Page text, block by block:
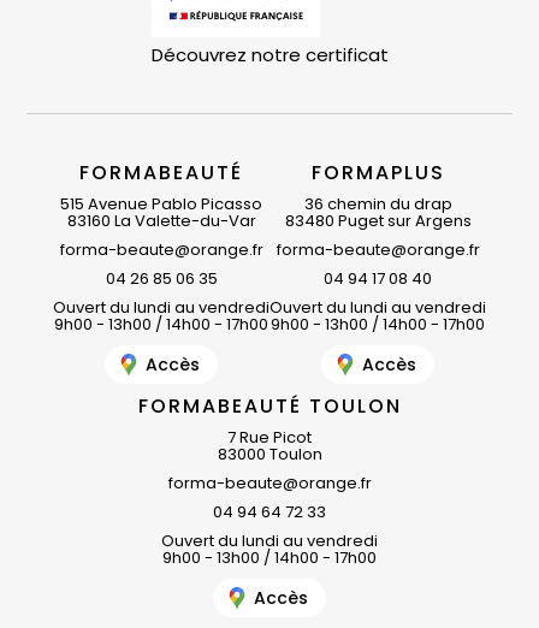
Découvrez notre certificat
FORMABEAUTÉ
515 Avenue Pablo Picasso
83160 La Valette-du-Var
forma-beaute@orange.fr
04 26 85 06 35
Ouvert du lundi au vendredi
9h00 - 13h00 / 14h00 - 17h00
Accès
FORMAPLUS
36 chemin du drap
83480 Puget sur Argens
forma-beaute@orange.fr
04 94 17 08 40
Ouvert du lundi au vendredi
9h00 - 13h00 / 14h00 - 17h00
Accès
FORMABEAUTÉ TOULON
7 Rue Picot
83000 Toulon
forma-beaute@orange.fr
04 94 64 72 33
Ouvert du lundi au vendredi
9h00 - 13h00 / 14h00 - 17h00
Accès